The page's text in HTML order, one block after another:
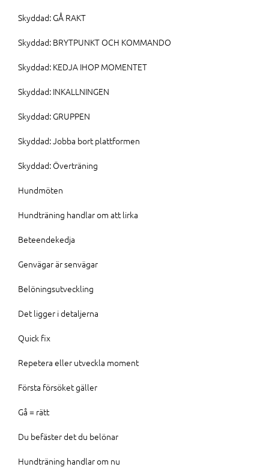
Skyddad: GÅ RAKT
Skyddad: BRYTPUNKT OCH KOMMANDO
Skyddad: KEDJA IHOP MOMENTET
Skyddad: INKALLNINGEN
Skyddad: GRUPPEN
Skyddad: Jobba bort plattformen
Skyddad: Överträning
Hundmöten
Hundträning handlar om att lirka
Beteendekedja
Genvägar är senvägar
Belöningsutveckling
Det ligger i detaljerna
Quick fix
Repetera eller utveckla moment
Första försöket gäller
Gå = rätt
Du befäster det du belönar
Hundträning handlar om nu